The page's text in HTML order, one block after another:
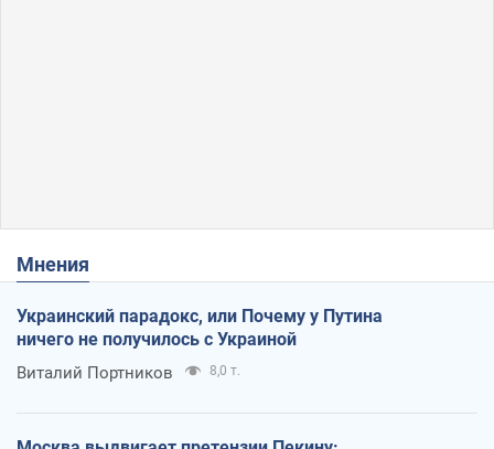
Мнения
Украинский парадокс, или Почему у Путина
ничего не получилось с Украиной
Виталий Портников 8,0 т.